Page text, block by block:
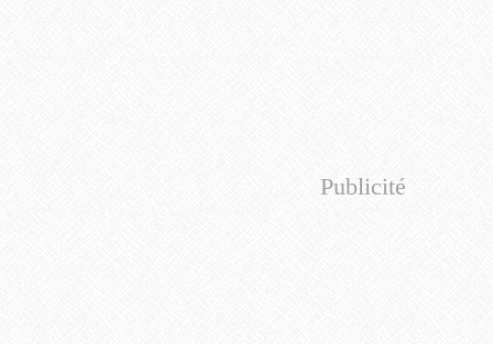
Publicité